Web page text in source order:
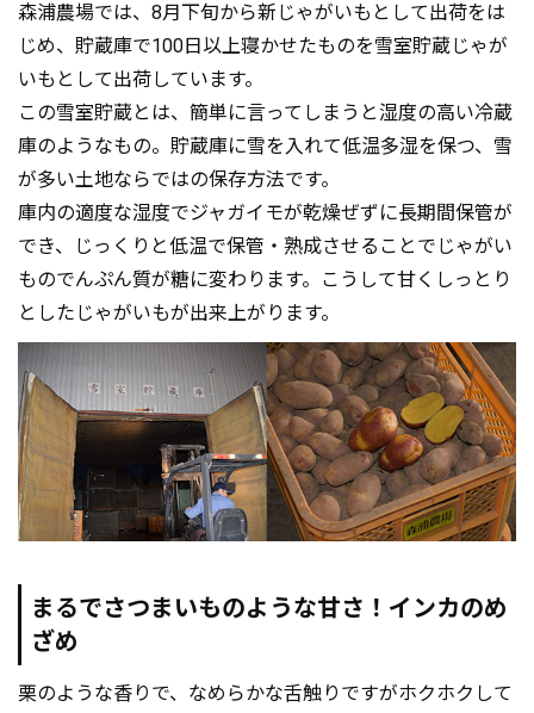
森浦農場では、8月下旬から新じゃがいもとして出荷をは
じめ、貯蔵庫で100日以上寝かせたものを雪室貯蔵じゃが
いもとして出荷しています。
この雪室貯蔵とは、簡単に言ってしまうと湿度の高い冷蔵
庫のようなもの。貯蔵庫に雪を入れて低温多湿を保つ、雪
が多い土地ならではの保存方法です。
庫内の適度な湿度でジャガイモが乾燥ぜずに長期間保管が
でき、じっくりと低温で保管・熟成させることでじゃがい
ものでんぷん質が糖に変わります。こうして甘くしっとり
としたじゃがいもが出来上がります。
まるでさつまいものような甘さ！インカのめ
ざめ
栗のような香りで、なめらかな舌触りですがホクホクして